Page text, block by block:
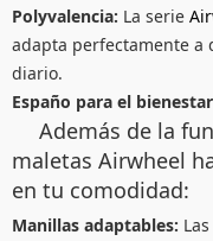
Polyvalencia: La serie
adapta perfectamente a
diario.
Españo para el
Además de la
maletas Airwheel
en tu comodidad:
Manillas adaptables: